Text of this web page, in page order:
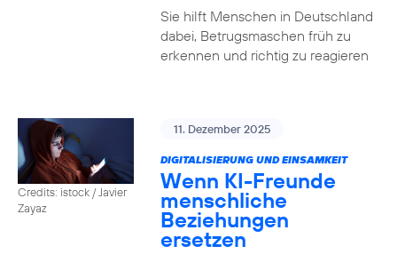
Sie hilft Menschen in Deutschland
dabei, Betrugsmaschen früh zu
erkennen und richtig zu reagieren
Credits: istock / Javier
Zayaz
11. Dezember 2025
DIGITALISIERUNG UND EINSAMKEIT
Wenn KI-Freunde
menschliche
Beziehungen
ersetzen